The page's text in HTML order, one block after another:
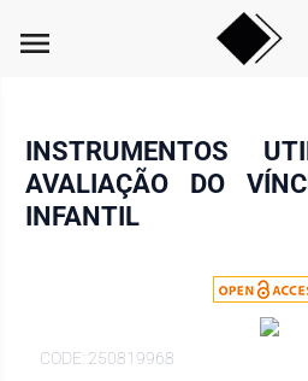
menu
INSTRUMENTOS
AVALIAÇÃO DO
INFANTIL
CODE: 250819968